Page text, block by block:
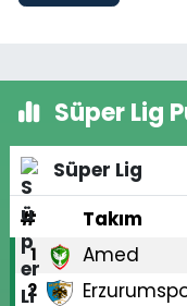
Süper Lig
Süper Lig
#
Takım
1 Amed
2